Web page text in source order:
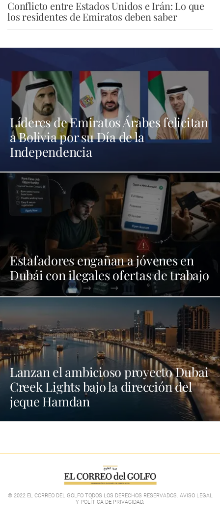
Conflicto entre Estados Unidos e Irán: Lo que
los residentes de Emiratos deben saber
Líderes de Emiratos Árabes felicitan
a Bolivia por su Día de la
Independencia
Estafadores engañan a jóvenes en
Dubái con ilegales ofertas de trabajo
Lanzan el ambicioso proyecto Dubai
Creek Lights bajo la dirección del
jeque Hamdan
© 2022 EL CORREO DEL GOLFO TODOS LOS DERECHOS RESERVADOS. AVISO LEGAL
Y POLÍTICA DE PRIVACIDAD.